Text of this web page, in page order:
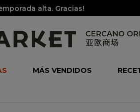
alta. Gracias!
MÁS VENDIDOS